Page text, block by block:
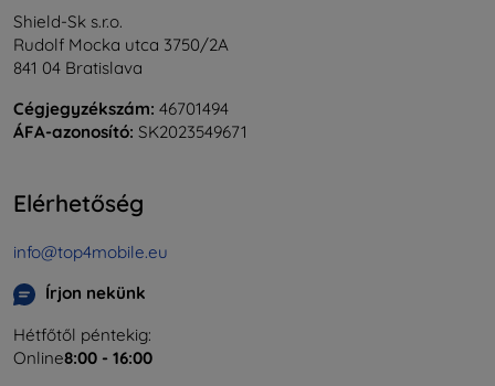
Shield-Sk s.r.o.
Rudolf Mocka utca 3750/2A
841 04 Bratislava
Cégjegyzékszám: 46701494
ÁFA-azonosító: SK2023549671
Elérhetőség
info@top4mobile.eu
Írjon nekünk
Hétfőtől péntekig:
Online8:00 - 16:00